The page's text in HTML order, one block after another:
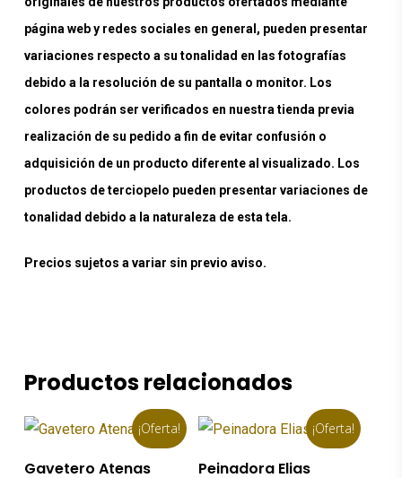
página web y redes sociales en general, pueden presentar
variaciones respecto a su tonalidad en las fotografías
debido a la resolución de su pantalla o monitor. Los
colores podrán ser verificados en nuestra tienda previa
realización de su pedido a fin de evitar confusión o
adquisición de un producto diferente al visualizado. Los
productos de terciopelo pueden presentar variaciones de
tonalidad debido a la naturaleza de esta tela.
Precios sujetos a variar sin previo aviso.
Productos relacionados
¡Oferta!
Añadir Al Carrito
Gavetero Atenas
¡Oferta!
Añadir Al Carrito
Peinadora Elias